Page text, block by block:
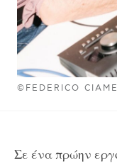
©FEDERICO CIAMEI
Σε ένα πρώην